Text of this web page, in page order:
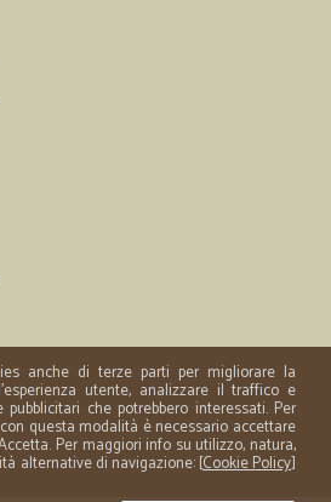
anche di terze parti per migliorare la
utente, analizzare il traffico e
che potrebbero interessati. Per
questa modalità è necessario accettare
Per maggiori info su utilizzo, natura,
alternative di navigazione: [Cookie Policy]